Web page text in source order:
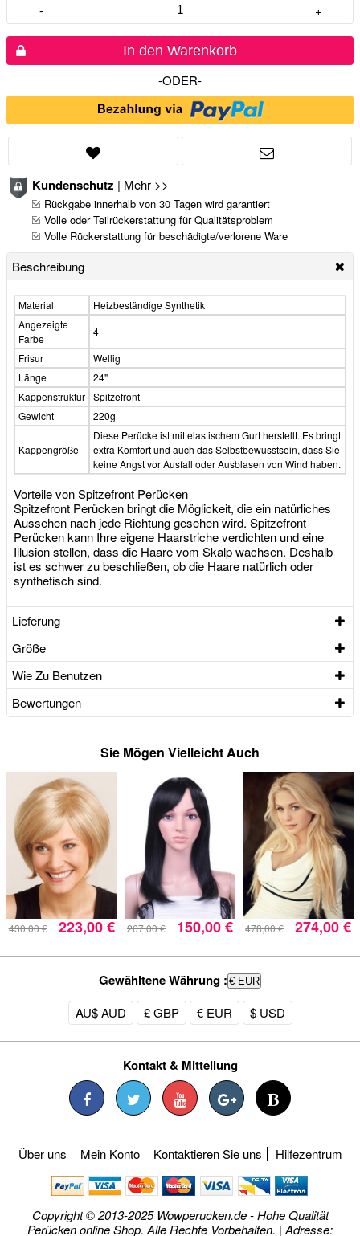
- +
In den Warenkorb
-ODER-
Kundenschutz | Mehr >>
Rückgabe innerhalb von 30 Tagen wird garantiert
Volle oder Teilrückerstattung für Qualitätsproblem
Volle Rückerstattung für beschädigte/verlorene Ware
Beschreibung
Material
Heizbeständige Synthetik
Angezeigte
Farbe
4
Frisur
Wellig
Länge
24"
Kappenstruktur Spitzefront
Gewicht
220g
Kappengröße
Diese Perücke ist mit elastischem Gurt herstellt. Es bringt
extra Komfort und auch das Selbstbewusstsein, dass Sie
keine Angst vor Ausfall oder Ausblasen von Wind haben.
Vorteile von Spitzefront Perücken
Spitzefront Perücken bringt die Möglickeit, die ein natürliches
Aussehen nach jede Richtung gesehen wird. Spitzefront
Perücken kann Ihre eigene Haarstriche verdichten und eine
Illusion stellen, dass die Haare vom Skalp wachsen. Deshalb
ist es schwer zu beschließen, ob die Haare natürlich oder
synthetisch sind.
Lieferung
Größe
Wie Zu Benutzen
Bewertungen
Sie Mögen Vielleicht Auch
430,00 € 223,00 € 267,00 € 150,00 € 478,00 € 274,00 €
Gewähltene Währung : € EUR
AU$ AUD £ GBP € EUR $ USD
Kontakt & Mitteilung
Über uns Mein Konto Kontaktieren Sie uns Hilfezentrum
Copyright © 2013-2025 Wowperucken.de - Hohe Qualität
Perücken online Shop. Alle Rechte Vorbehalten. | Adresse: